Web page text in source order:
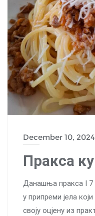
December 10, 2024
Пракса
Данашња пракса I 7
у припреми јела
своју оцјену из